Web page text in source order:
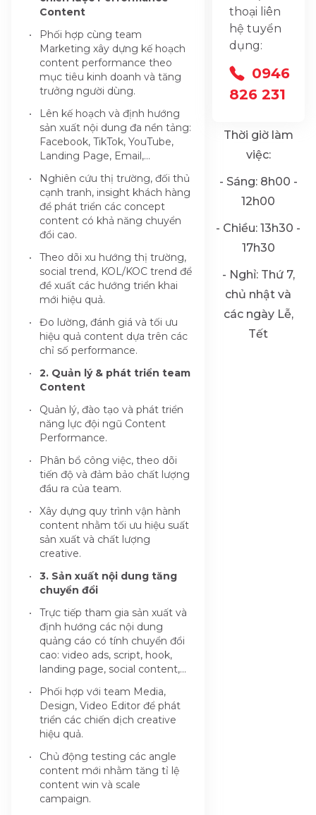
Content
Phối hợp cùng team
Marketing xây dựng kế hoạch
content performance theo
mục tiêu kinh doanh và tăng
trưởng người dùng.
Lên kế hoạch và định hướng
sản xuất nội dung đa nền tảng:
Facebook, TikTok, YouTube,
Landing Page, Email,...
Nghiên cứu thị trường, đối thủ
cạnh tranh, insight khách hàng
để phát triển các concept
content có khả năng chuyển
đổi cao.
Theo dõi xu hướng thị trường,
social trend, KOL/KOC trend để
đề xuất các hướng triển khai
mới hiệu quả.
Đo lường, đánh giá và tối ưu
hiệu quả content dựa trên các
chỉ số performance.
2. Quản lý & phát triển team
Content
Quản lý, đào tạo và phát triển
năng lực đội ngũ Content
Performance.
Phân bổ công việc, theo dõi
tiến độ và đảm bảo chất lượng
đầu ra của team.
Xây dựng quy trình vận hành
content nhằm tối ưu hiệu suất
sản xuất và chất lượng
creative.
3. Sản xuất nội dung tăng
chuyển đổi
Trực tiếp tham gia sản xuất và
định hướng các nội dung
quảng cáo có tính chuyển đổi
cao: video ads, script, hook,
landing page, social content,...
Phối hợp với team Media,
Design, Video Editor để phát
triển các chiến dịch creative
hiệu quả.
Chủ động testing các angle
content mới nhằm tăng tỉ lệ
content win và scale
campaign.
thoại liên
hệ tuyển
dụng:
0946
826 231
Thời giờ làm
việc:
- Sáng: 8h00 -
12h00
- Chiều: 13h30 -
17h30
- Nghỉ: Thứ 7,
chủ nhật và
các ngày Lễ,
Tết